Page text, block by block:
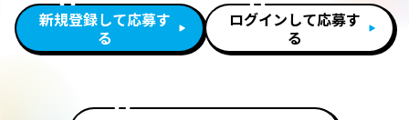
新規登録して応募す
る
ログインして応募す
る